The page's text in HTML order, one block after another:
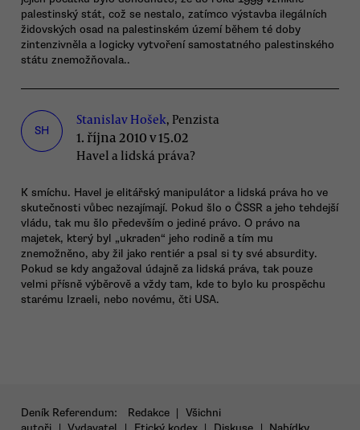
palestinský stát, což se nestalo, zatímco výstavba ilegálních
židovských osad na palestinském území během té doby
zintenzivněla a logicky vytvoření samostatného palestinského
státu znemožňovala..
SH
Stanislav Hošek, Penzista
1. října 2010 v 15.02
Havel a lidská práva?
K smíchu. Havel je elitářský manipulátor a lidská práva ho ve
skutečnosti vůbec nezajímají. Pokud šlo o ČSSR a jeho tehdejší
vládu, tak mu šlo především o jediné právo. O právo na
majetek, který byl „ukraden“ jeho rodině a tím mu
znemožněno, aby žil jako rentiér a psal si ty své absurdity.
Pokud se kdy angažoval údajně za lidská práva, tak pouze
velmi přísně výběrově a vždy tam, kde to bylo ku prospěchu
starému Izraeli, nebo novému, čti USA.
Deník Referendum: Redakce | Všichni